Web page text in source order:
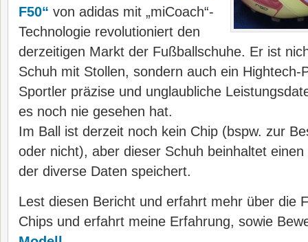
F50“ von adidas mit „miCoach“-
Technologie revolutioniert den
derzeitigen Markt der Fußballschuhe. Er ist
Schuh mit Stollen, sondern auch ein Hightech-
Sportler präzise und unglaubliche
es noch nie gesehen hat.
Im Ball ist derzeit noch kein Chip (bspw. zur
oder nicht), aber dieser Schuh beinhaltet
der diverse Daten speichert.
Lest diesen Bericht und erfahrt mehr über die
Chips und erfahrt meine Erfahrung, sowie